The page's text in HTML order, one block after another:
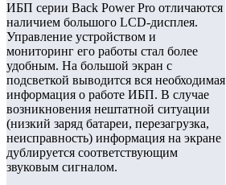
ИБП серии Back Power Pro отличаются
наличием большого LCD-дисплея.
Управление устройством и
мониторинг его работы стал более
удобным. На большой экран с
подсветкой выводится вся необходимая
информация о работе ИБП. В случае
возникновения нештатной ситуации
(низкий заряд батареи, перезагрузка,
неисправность) информация на экране
дублируется соответствующим
звуковым сигналом.